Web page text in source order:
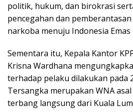
politik, hukum, dan birokrasi
pencegahan dan
narkoba menuju Indonesia Emas
Sementara itu, Kepala Kantor
Krisna Wardhana
terhadap pelaku dilakukan pada
Tersangka merupakan WNA
terbang langsung dari Kuala